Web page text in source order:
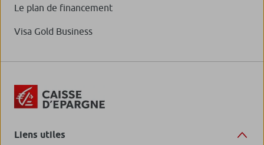
Le plan de financement
Visa Gold Business
Liens utiles